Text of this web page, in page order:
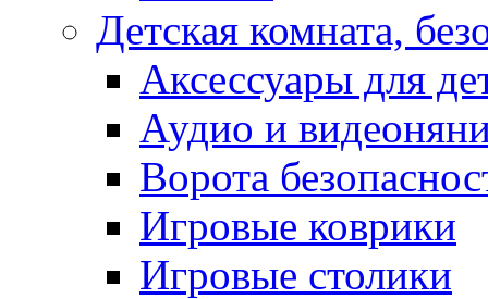
Детская комната,
Аксессуары для
Аудио и
Ворота
Игровые коврики
Игровые столики